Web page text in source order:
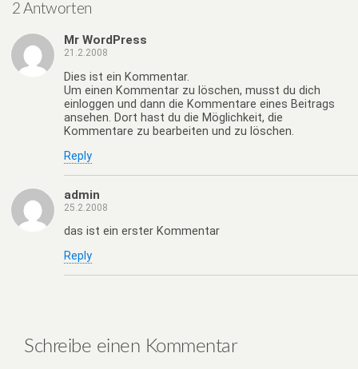
2 Antworten
Mr WordPress
21.2.2008
Dies ist ein Kommentar.
Um einen Kommentar zu löschen, musst du dich
einloggen und dann die Kommentare eines Beitrags
ansehen. Dort hast du die Möglichkeit, die
Kommentare zu bearbeiten und zu löschen.
Reply
admin
25.2.2008
das ist ein erster Kommentar
Reply
Schreibe einen Kommentar